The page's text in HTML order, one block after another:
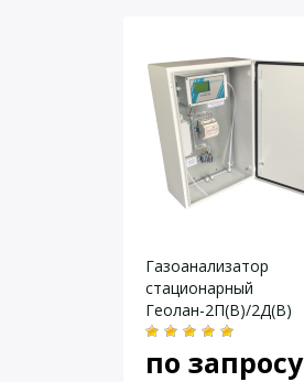
Газоанализатор
стационарный
Геолан-2П(В)/2Д(В)
по запросу